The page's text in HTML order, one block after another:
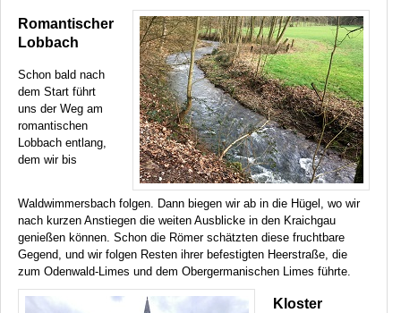
Romantischer
Lobbach
Schon bald nach
dem Start führt
uns der Weg am
romantischen
Lobbach entlang,
dem wir bis
Waldwimmersbach folgen. Dann biegen wir ab in die Hügel, wo wir
nach kurzen Anstiegen die weiten Ausblicke in den Kraichgau
genießen können. Schon die Römer schätzten diese fruchtbare
Gegend, und wir folgen Resten ihrer befestigten Heerstraße, die
zum Odenwald-Limes und dem Obergermanischen Limes führte.
Kloster